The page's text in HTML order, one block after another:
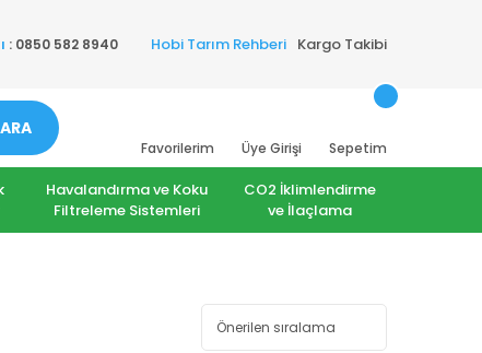
: 0850 582 8940 Hobi Tarım Rehberi Kargo Takibi
ARA
Favorilerim Üye Girişi Sepetim
Havalandırma ve Koku
Filtreleme Sistemleri
CO2 İklimlendirme
ve İlaçlama